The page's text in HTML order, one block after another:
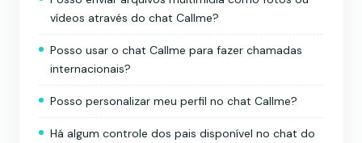
vídeos através do chat Callme?
Posso usar o chat Callme para fazer chamadas
internacionais?
Posso personalizar meu perfil no chat Callme?
Há algum controle dos pais disponível no chat do